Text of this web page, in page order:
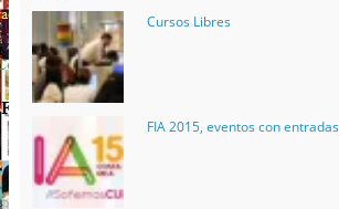
Cursos Libres
FIA 2015, eventos con entradas